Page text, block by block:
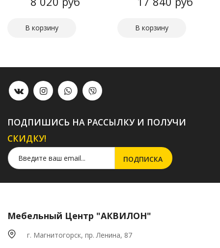
ПОДПИШИСЬ НА РАССЫЛКУ И ПОЛУЧИ
СКИДКУ!
Мебельный Центр "АКВИЛОН"
г. Магнитогорск, пр. Ленина, 87